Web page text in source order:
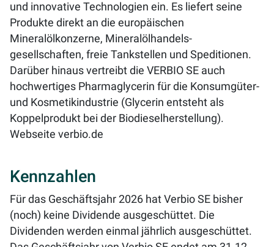
und innovative Technologien ein. Es liefert seine
Produkte direkt an die europäischen
Mineralölkonzerne, Mineralölhandels-
gesellschaften, freie Tankstellen und Speditionen.
Darüber hinaus vertreibt die VERBIO SE auch
hochwertiges Pharmaglycerin für die Konsumgüter-
und Kosmetikindustrie (Glycerin entsteht als
Koppelprodukt bei der Biodieselherstellung).
Webseite verbio.de
Kennzahlen
Für das Geschäftsjahr 2026 hat Verbio SE bisher
(noch) keine Dividende ausgeschüttet. Die
Dividenden werden einmal jährlich ausgeschüttet.